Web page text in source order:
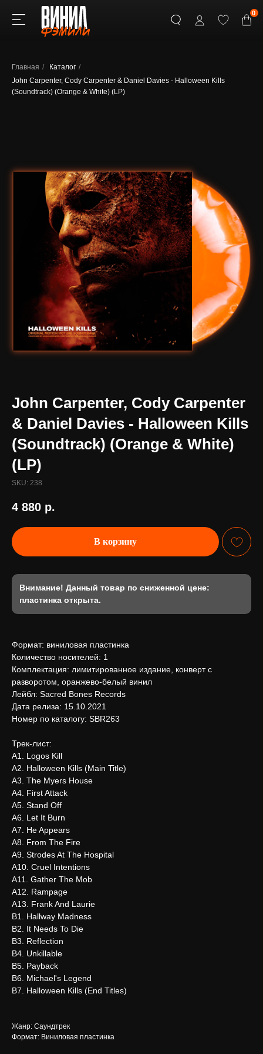
Главная / Каталог /
John Carpenter, Cody Carpenter & Daniel Davies - Halloween Kills
(Soundtrack) (Orange & White) (LP)
John Carpenter, Cody Carpenter
& Daniel Davies - Halloween Kills
(Soundtrack) (Orange & White)
(LP)
SKU: 238
4 880 р.
В корзину
Внимание! Данный товар по сниженной цене:
пластинка открыта.
Формат: виниловая пластинка
Количество носителей: 1
Комплектация: лимитированное издание, конверт с
разворотом, оранжево-белый винил
Лейбл: Sacred Bones Records
Дата релиза: 15.10.2021
Номер по каталогу: SBR263
Трек-лист:
А1. Logos Kill
А2. Halloween Kills (Main Title)
А3. The Myers House
А4. First Attack
А5. Stand Off
А6. Let It Burn
А7. He Appears
А8. From The Fire
А9. Strodes At The Hospital
А10. Cruel Intentions
А11. Gather The Mob
А12. Rampage
А13. Frank And Laurie
В1. Hallway Madness
В2. It Needs To Die
В3. Reflection
В4. Unkillable
В5. Payback
В6. Michael's Legend
В7. Halloween Kills (End Titles)
Жанр: Саундтрек
Формат: Виниловая пластинка